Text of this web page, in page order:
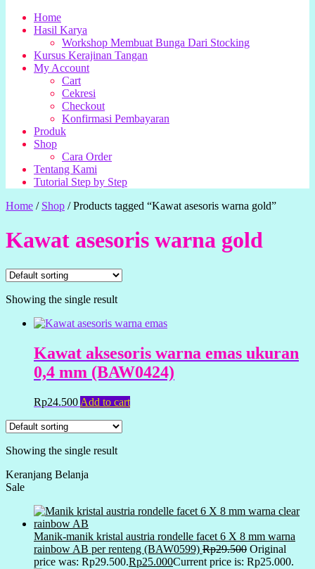
Home
Hasil Karya
Workshop Membuat Bunga Dari Stocking
Kursus Kerajinan Tangan
My Account
Cart
Cekresi
Checkout
Konfirmasi Pembayaran
Produk
Shop
Cara Order
Tentang Kami
Tutorial Step by Step
Home / Shop /Products tagged “Kawat asesoris warna gold”
Kawat asesoris warna gold
Showing the single result
Kawat aksesoris warna emas ukuran
0,4 mm (BAW0424)
Rp24.500 Add to cart
Showing the single result
Keranjang Belanja
Sale
Manik-manik kristal austria rondelle facet 6 X 8 mm warna
rainbow AB per renteng (BAW0599) Rp29.500 Original
price was: Rp29.500.Rp25.000Current price is: Rp25.000.